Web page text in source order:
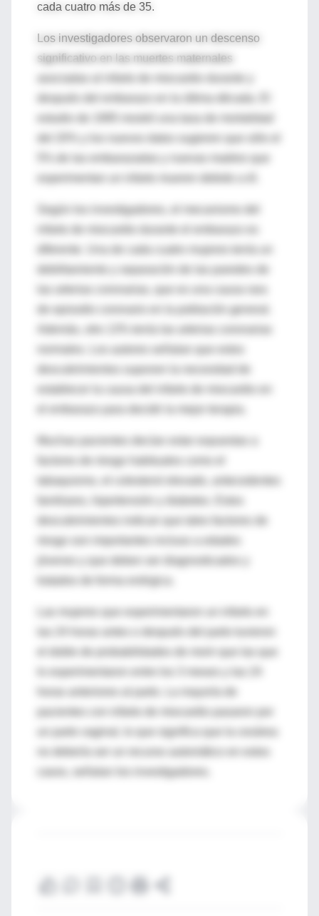
cada cuatro más de 35.
Los investigadores observaron un descenso
significativo en las muertes maternales
del 20% y los nuevos datos sugieren que sólo el
Según los investigadores, el mecanismo del
de episodio coronario en la población general.
descubrimientos suponen la necesidad de
el embarazo para decidir la mejor terapia.
factores de riesgo habituales como el
tabaquismo, el colesterol elevado, antecedentes
riesgo son importantes incluso a edades
jóvenes y que deben ser diagnosticados y
tratados de forma enérgica.
horas anteriores al parto. La mayoría de
un parto vaginal, lo que significa que la cesárea
casos, señalan los investigadores.